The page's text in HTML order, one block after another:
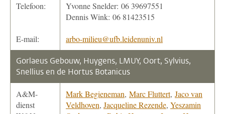
Telefoon:
Yvonne Snelder: 06 39697551
Dennis Wink: 06 81423515
E-mail: arbo-milieu@ufb.leidenuniv.nl
Gorlaeus Gebouw, Huygens, LMUY, Oort, Sylvius,
Snellius en de Hortus Botanicus
A&M-
dienst
Mark Begieneman, Marc Fluttert, Jaco van
Veldhoven, Jacqueline Rezende, Yeszamin